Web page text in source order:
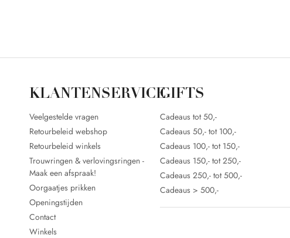
KLANTENSERVICE
Veelgestelde vragen
Retourbeleid webshop
Retourbeleid winkels
Trouwringen & verlovingsringen -
Maak een afspraak!
Oorgaatjes prikken
Openingstijden
Contact
Winkels
GIFTS
Cadeaus tot 50,-
Cadeaus 50,- tot 100,-
Cadeaus 100,- tot 150,-
Cadeaus 150,- tot 250,-
Cadeaus 250,- tot 500,-
Cadeaus > 500,-